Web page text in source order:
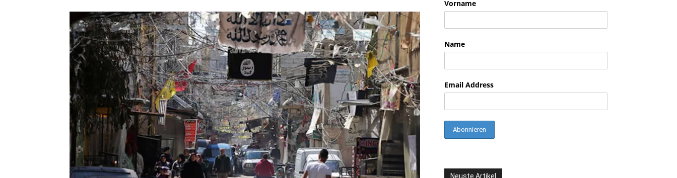
Vorname
Name
Email Address
Neuste Artikel